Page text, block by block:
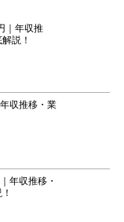
｜年収推
説！
収推移・業
年収推移・